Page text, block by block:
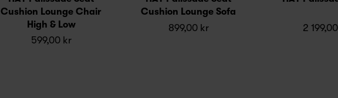
Cushion Lounge Chair
High & Low
599,00 kr
Cushion Lounge Sofa
899,00 kr 2